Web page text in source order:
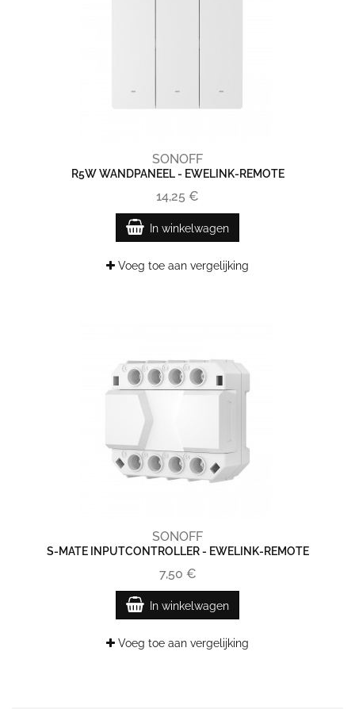
SONOFF
R5W WANDPANEEL - EWELINK-REMOTE
14,25 €
In winkelwagen
Voeg toe aan vergelijking
SONOFF
S-MATE INPUTCONTROLLER - EWELINK-REMOTE
7,50 €
In winkelwagen
Voeg toe aan vergelijking